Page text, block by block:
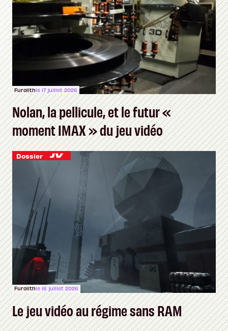
Furolithle 17 juillet 2026
Nolan, la pellicule, et le futur «
moment IMAX » du jeu vidéo
Dossier
Furolithle 16 juillet 2026
Le jeu vidéo au régime sans RAM